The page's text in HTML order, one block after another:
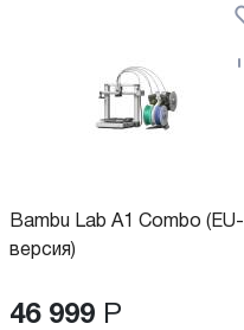
Bambu Lab А1 Combo (EU-
версия)
46 999 Р